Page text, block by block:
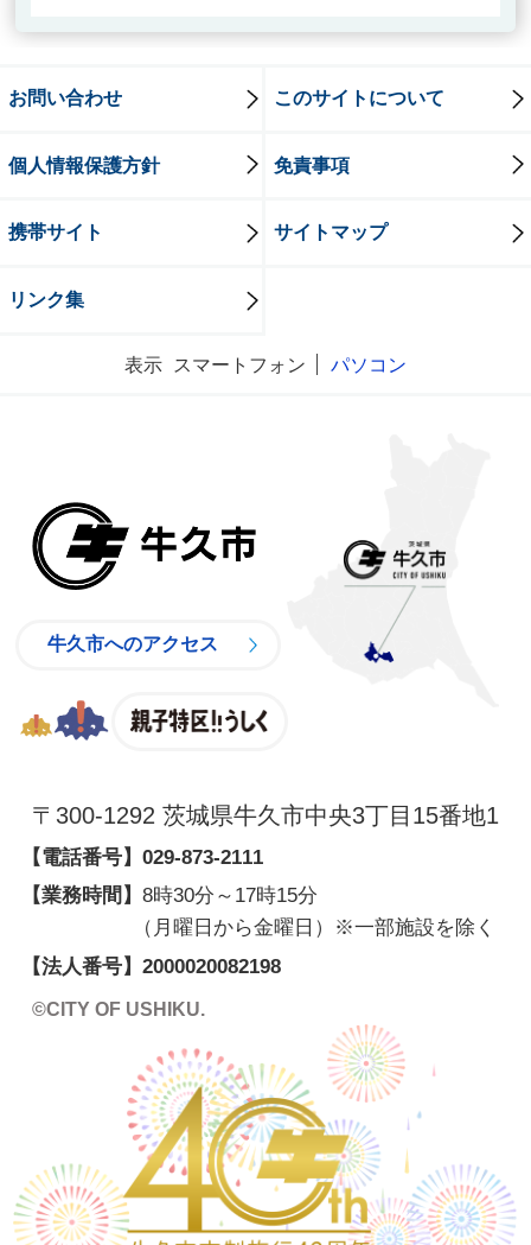
お問い合わせ このサイトについて
個人情報保護方針 免責事項
携帯サイト サイトマップ
リンク集
表示 スマートフォン パソコン
牛久市へのアクセス
〒300-1292 茨城県牛久市中央3丁目15番地1
【電話番号】 029-873-2111
【業務時間】 8時30分～17時15分
（月曜日から金曜日）※一部施設を除く
【法人番号】2000020082198
©CITY OF USHIKU.